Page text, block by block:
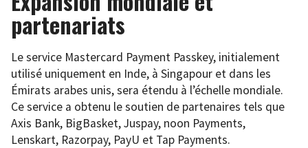
partenariats
Le service Mastercard Payment Passkey, initialement
utilisé uniquement en Inde, à Singapour et dans les
Émirats arabes unis, sera étendu à l’échelle mondiale.
Ce service a obtenu le soutien de partenaires tels que
Axis Bank, BigBasket, Juspay, noon Payments,
Lenskart, Razorpay, PayU et Tap Payments.